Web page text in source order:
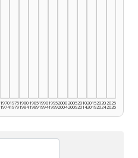
1970
1974
1975
1979
1980
1984
1985
1989
1990
1994
1995
1999
2000
2004
2005
2009
2010
2014
2015
2019
2020
2024
2025
2026